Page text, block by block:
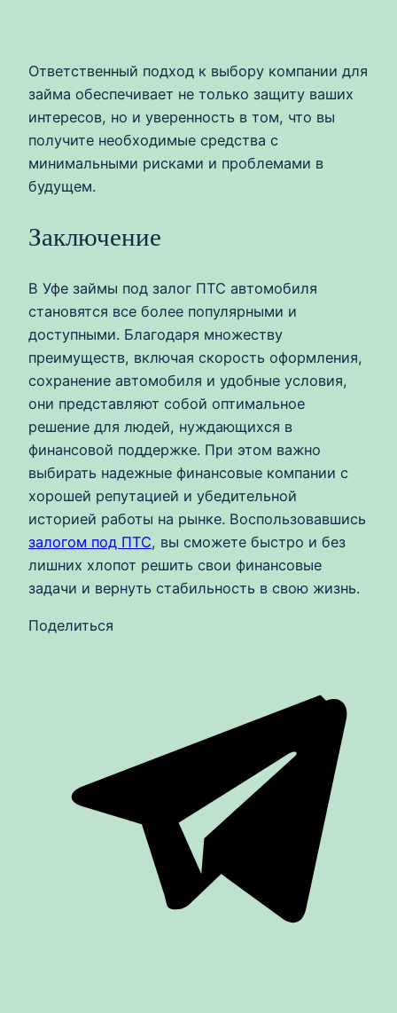
Ответственный подход к выбору компании для
займа обеспечивает не только защиту ваших
интересов, но и уверенность в том, что вы
получите необходимые средства с
минимальными рисками и проблемами в
будущем.
Заключение
В Уфе займы под залог ПТС автомобиля
становятся все более популярными и
доступными. Благодаря множеству
преимуществ, включая скорость оформления,
сохранение автомобиля и удобные условия,
они представляют собой оптимальное
решение для людей, нуждающихся в
финансовой поддержке. При этом важно
выбирать надежные финансовые компании с
хорошей репутацией и убедительной
историей работы на рынке. Воспользовавшись
залогом под ПТС, вы сможете быстро и без
лишних хлопот решить свои финансовые
задачи и вернуть стабильность в свою жизнь.
Поделиться